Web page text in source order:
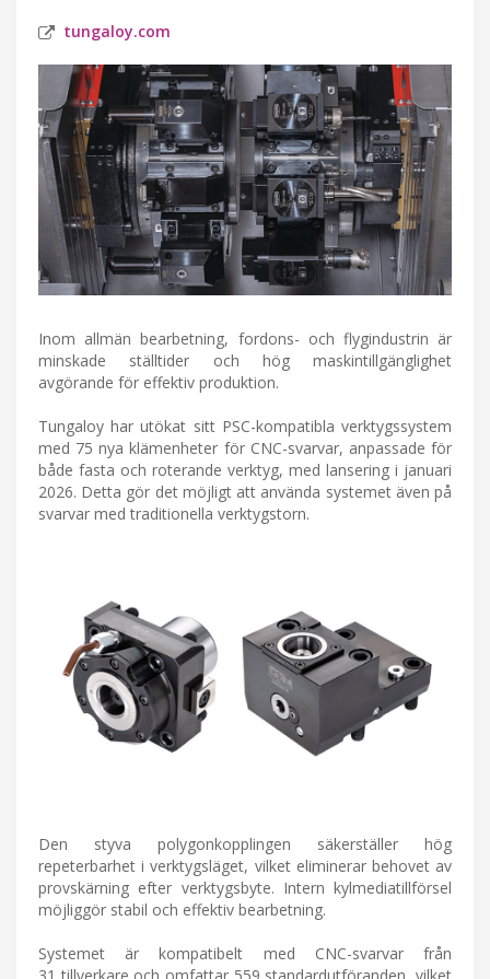
tungaloy.com
Inom allmän bearbetning, fordons- och flygindustrin är
minskade ställtider och hög maskintillgänglighet
avgörande för effektiv produktion.
Tungaloy har utökat sitt PSC-kompatibla verktygssystem
med 75 nya klämenheter för CNC-svarvar, anpassade för
både fasta och roterande verktyg, med lansering i januari
2026. Detta gör det möjligt att använda systemet även på
svarvar med traditionella verktygstorn.
Den styva polygonkopplingen säkerställer hög
repeterbarhet i verktygsläget, vilket eliminerar behovet av
provskärning efter verktygsbyte. Intern kylmediatillförsel
möjliggör stabil och effektiv bearbetning.
Systemet är kompatibelt med CNC-svarvar från